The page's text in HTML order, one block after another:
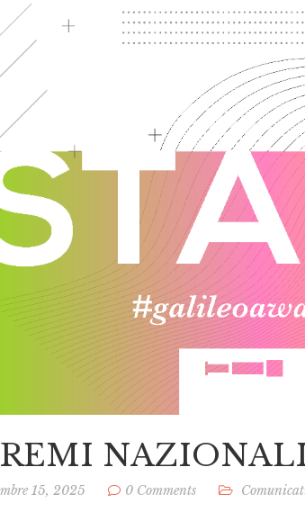
15, 2025 0 Comments